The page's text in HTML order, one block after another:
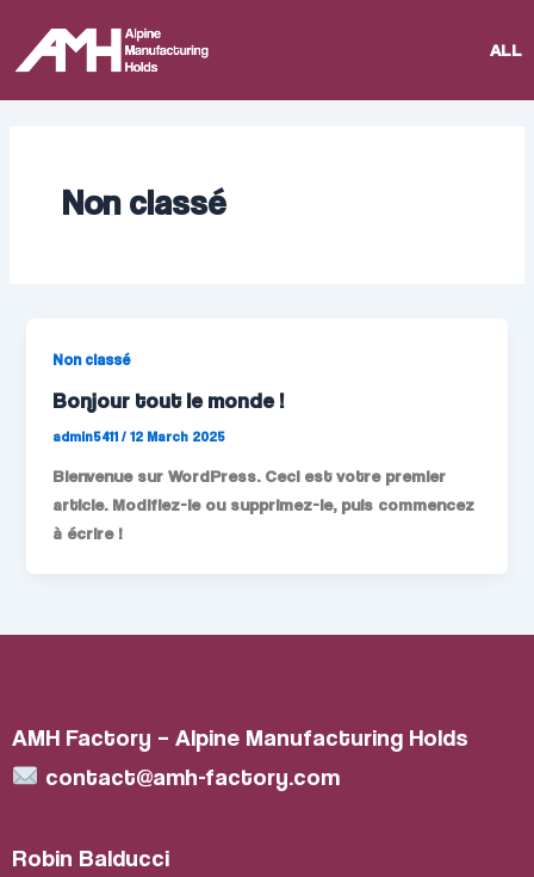
content
ALL
Non classé
Non classé
Bonjour tout le monde !
admin5411/12 March 2025
Bienvenue sur WordPress. Ceci est votre premier
article. Modifiez-le ou supprimez-le, puis commencez
à écrire !
AMH Factory – Alpine Manufacturing Holds
contact@amh-factory.com
Robin Balducci